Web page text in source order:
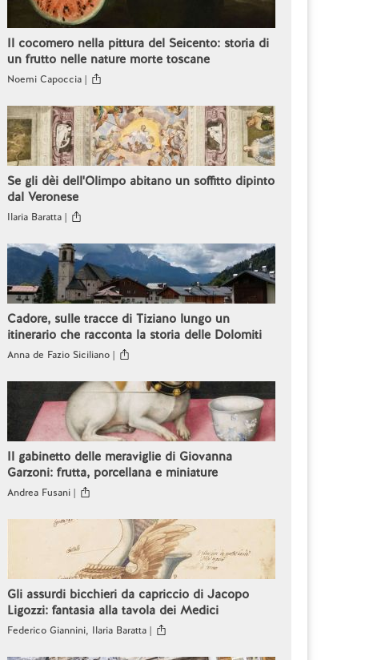
Il cocomero nella pittura del Seicento: storia di
un frutto nelle nature morte toscane
Noemi Capoccia |
Se gli dèi dell'Olimpo abitano un soffitto dipinto
dal Veronese
Ilaria Baratta |
Cadore, sulle tracce di Tiziano lungo un
itinerario che racconta la storia delle Dolomiti
Anna de Fazio Siciliano |
Il gabinetto delle meraviglie di Giovanna
Garzoni: frutta, porcellana e miniature
Andrea Fusani |
Gli assurdi bicchieri da capriccio di Jacopo
Ligozzi: fantasia alla tavola dei Medici
Federico Giannini, Ilaria Baratta |